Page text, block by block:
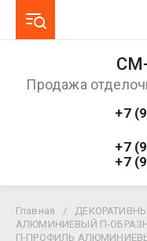
Продажа
+7
+7
+7
Главная /
АЛЮМИНИЕВЫЙ П-
П-ПРОФИЛЬ